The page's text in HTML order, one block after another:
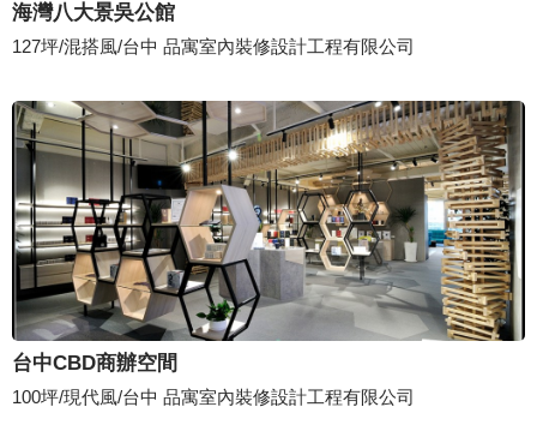
海灣八大景吳公館
127坪/混搭風/台中 品寓室內裝修設計工程有限公司
台中CBD商辦空間
100坪/現代風/台中 品寓室內裝修設計工程有限公司